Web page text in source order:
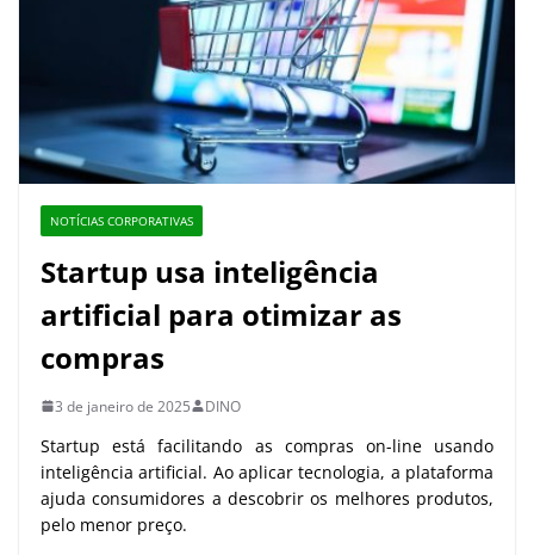
NOTÍCIAS CORPORATIVAS
Startup usa inteligência
artificial para otimizar as
compras
3 de janeiro de 2025 DINO
Startup está facilitando as compras on-line usando
inteligência artificial. Ao aplicar tecnologia, a plataforma
ajuda consumidores a descobrir os melhores produtos,
pelo menor preço.